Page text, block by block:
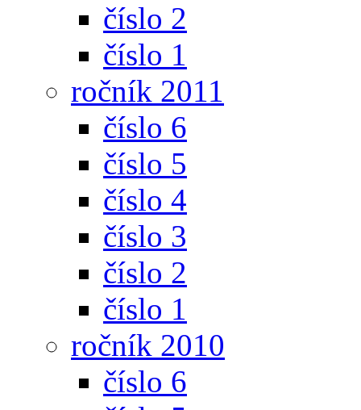
číslo 2
číslo 1
ročník 2011
číslo 6
číslo 5
číslo 4
číslo 3
číslo 2
číslo 1
ročník 2010
číslo 6